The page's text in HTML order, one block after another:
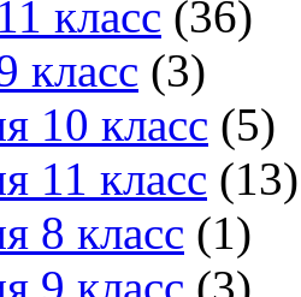
класс (36)
класс (3)
10 класс (5)
11 класс (13)
8 класс (1)